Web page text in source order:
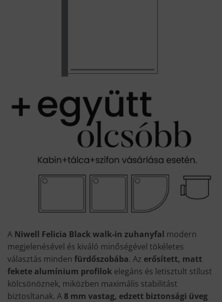
A Niwell Felicia Black walk-in zuhanyfal modern
megjelenésével és kiváló minőségével tökéletes
választás minden fürdőszobába. Az erősített, matt
fekete alumínium profilok elegáns és letisztult stílust
kölcsönöznek, miközben maximális stabilitást
biztosítanak. A 8 mm vastag, edzett biztonsági üveg